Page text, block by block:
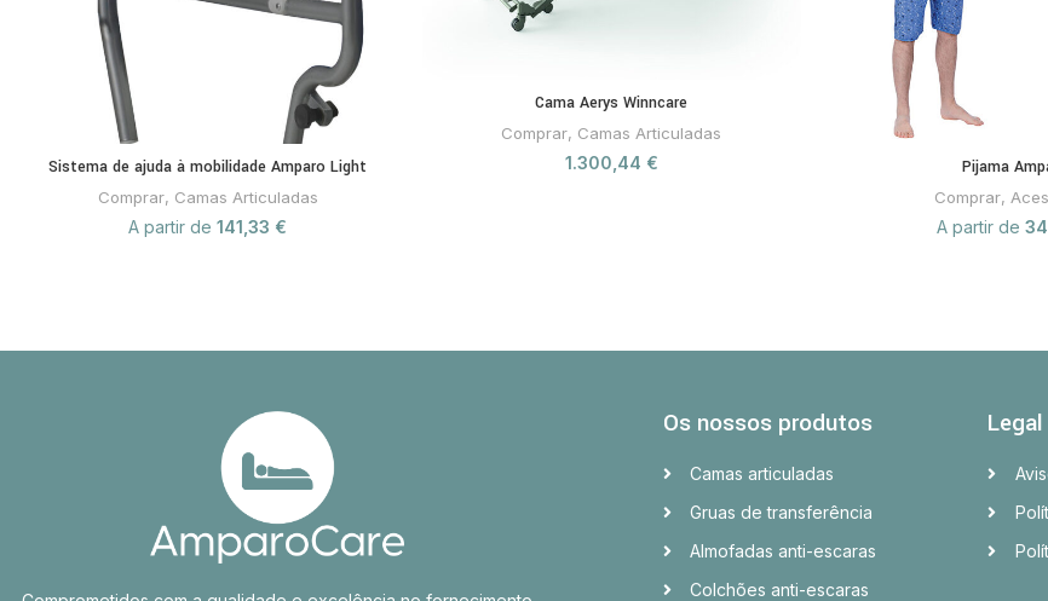
Sistema de ajuda à mobilidade Amparo Light
Comprar, Camas Articuladas
A partir de141,33 €
Cama Aerys Winncare
Comprar, Camas Articuladas
1.300,44 € Pijama
Comprar,
A partir de
Os nossos produtos
Camas articuladas
Gruas de transferência
Almofadas anti-escaras
Colchões anti-escaras
Legal